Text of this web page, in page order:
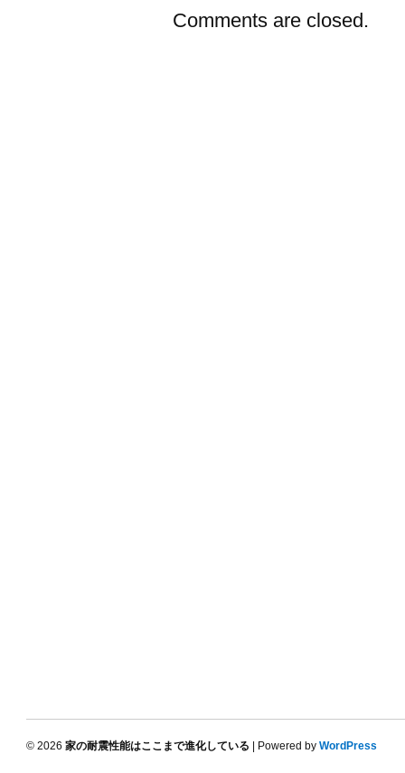
Comments are closed.
© 2026 家の耐震性能はここまで進化している | Powered by WordPress